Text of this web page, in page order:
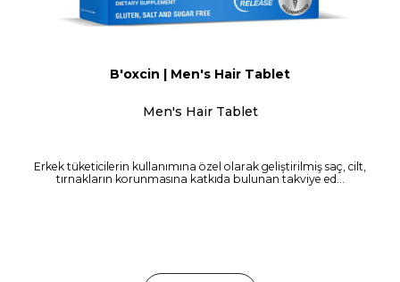
B'oxcin | Men's Hair Tablet
Men's Hair Tablet
Erkek tüketicilerin kullanımına özel olarak geliştirilmiş saç, cilt,
tırnakların korunmasına katkıda bulunan takviye ed...